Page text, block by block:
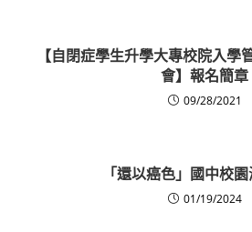
【自閉症學生升學大專校院入學
會】報名簡章
09/28/2021
「還以癌色」國中校
01/19/2024